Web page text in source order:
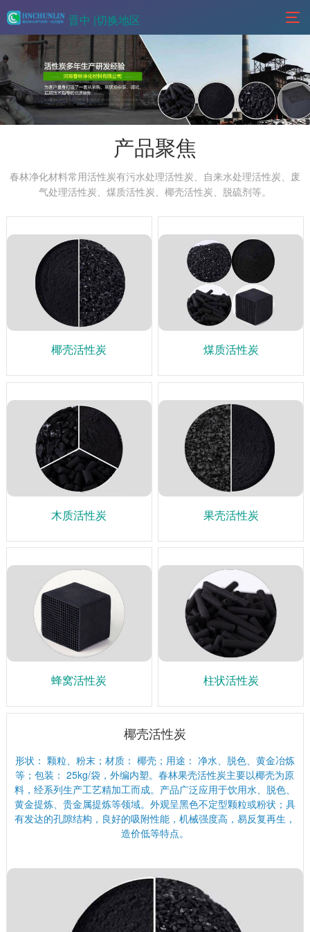
晋中 |切换地区
产品聚焦
春林净化材料常用活性炭有污水处理活性炭、自来水处理活性炭、废
气处理活性炭、煤质活性炭、椰壳活性炭、脱硫剂等。
椰壳活性炭 煤质活性炭
木质活性炭 果壳活性炭
蜂窝活性炭 柱状活性炭
椰壳活性炭
形状： 颗粒、粉末；材质： 椰壳；用途： 净水、脱色、黄金冶炼
等；包装： 25kg/袋，外编内塑。春林果壳活性炭主要以椰壳为原
料，经系列生产工艺精加工而成。产品广泛应用于饮用水、脱色、
黄金提炼、贵金属提炼等领域。外观呈黑色不定型颗粒或粉状；具
有发达的孔隙结构，良好的吸附性能，机械强度高，易反复再生，
造价低等特点。